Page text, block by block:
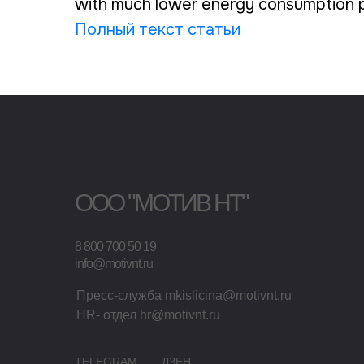
with much lower energy consumption
Полный текст статьи
ООО "МОТИВ НТ"
info@motivnt.ru
8 800 700 50 19
Пресс-служба mkislicina@motivnt.ru
HR- отдел hr@motivnt.ru